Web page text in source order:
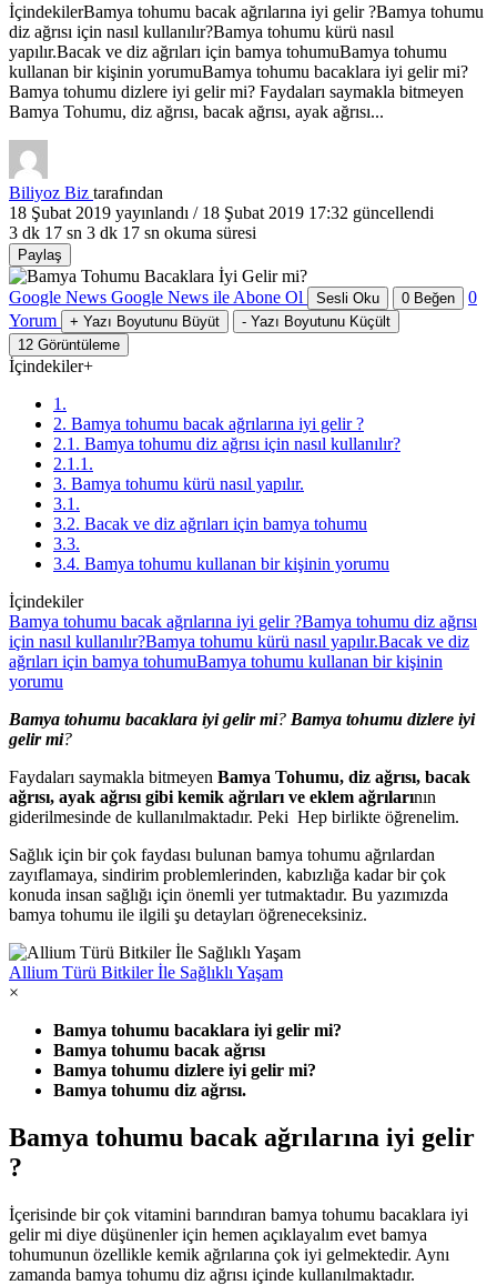
İçindekilerBamya tohumu bacak ağrılarına iyi gelir ?Bamya tohumu
diz ağrısı için nasıl kullanılır?Bamya tohumu kürü nasıl
yapılır.Bacak ve diz ağrıları için bamya tohumuBamya tohumu
kullanan bir kişinin yorumuBamya tohumu bacaklara iyi gelir mi?
Bamya tohumu dizlere iyi gelir mi? Faydaları saymakla bitmeyen
Bamya Tohumu, diz ağrısı, bacak ağrısı, ayak ağrısı...
Biliyoz Biz tarafından
18 Şubat 2019 yayınlandı / 18 Şubat 2019 17:32 güncellendi
3 dk 17 sn 3 dk 17 sn okuma süresi
Paylaş
Google News Google News ile Abone Ol Sesli Oku 0 Beğen
0
Yorum
+ Yazı Boyutunu Büyüt - Yazı Boyutunu Küçült
12 Görüntüleme
İçindekiler+
1.
2. Bamya tohumu bacak ağrılarına iyi gelir ?
2.1. Bamya tohumu diz ağrısı için nasıl kullanılır?
2.1.1.
3. Bamya tohumu kürü nasıl yapılır.
3.1.
3.2. Bacak ve diz ağrıları için bamya tohumu
3.3.
3.4. Bamya tohumu kullanan bir kişinin yorumu
İçindekiler
Bamya tohumu bacak ağrılarına iyi gelir ?Bamya tohumu diz ağrısı
için nasıl kullanılır?Bamya tohumu kürü nasıl yapılır.Bacak ve diz
ağrıları için bamya tohumuBamya tohumu kullanan bir kişinin
yorumu
Bamya tohumu bacaklara iyi gelir mi? Bamya tohumu dizlere iyi
gelir mi?
Faydaları saymakla bitmeyen Bamya Tohumu, diz ağrısı, bacak
ağrısı, ayak ağrısı gibi kemik ağrıları ve eklem ağrılarının
giderilmesinde de kullanılmaktadır. Peki Hep birlikte öğrenelim.
Sağlık için bir çok faydası bulunan bamya tohumu ağrılardan
zayıflamaya, sindirim problemlerinden, kabızlığa kadar bir çok
konuda insan sağlığı için önemli yer tutmaktadır. Bu yazımızda
bamya tohumu ile ilgili şu detayları öğreneceksiniz.
Allium Türü Bitkiler İle Sağlıklı Yaşam
×
Bamya tohumu bacaklara iyi gelir mi?
Bamya tohumu bacak ağrısı
Bamya tohumu dizlere iyi gelir mi?
Bamya tohumu diz ağrısı.
Bamya tohumu bacak ağrılarına iyi gelir
?
İçerisinde bir çok vitamini barındıran bamya tohumu bacaklara iyi
gelir mi diye düşünenler için hemen açıklayalım evet bamya
tohumunun özellikle kemik ağrılarına çok iyi gelmektedir. Aynı
zamanda bamya tohumu diz ağrısı içinde kullanılmaktadır.